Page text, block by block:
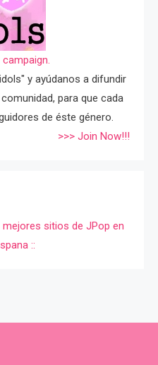
y ayúdanos a difundir
para que cada
de éste género.
>>> Join Now!!!